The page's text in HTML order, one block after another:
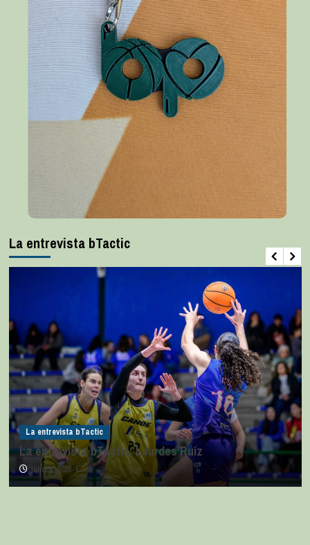
La entrevista bTactic
La entrevista bTactic
La entrevista bTactic: Lourdes Ruiz
julio 11, 2026 0